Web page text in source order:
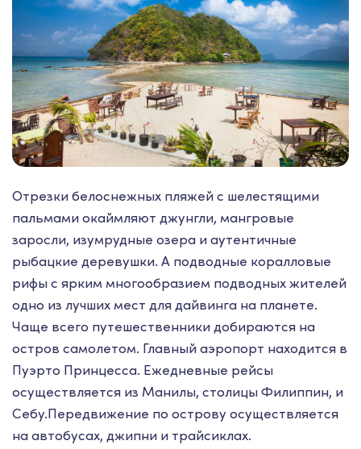
Отрезки белоснежных пляжей с шелестящими
пальмами окаймляют джунгли, мангровые
заросли, изумрудные озера и аутентичные
рыбацкие деревушки. А подводные коралловые
рифы с ярким многообразием подводных жителей
одно из лучших мест для дайвинга на планете.
Чаще всего путешественники добираются на
остров самолетом. Главный аэропорт находится в
Пуэрто Принцесса. Ежедневные рейсы
осуществляется из Манилы, столицы Филиппин, и
Себу.Передвижение по острову осуществляется
на автобусах, джипни и трайсиклах.